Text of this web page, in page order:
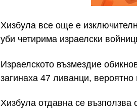
Хизбула все още е
уби четирима израелски
Израелското възмездие
загинаха 47 ливанци,
Хизбула отдавна се възползва